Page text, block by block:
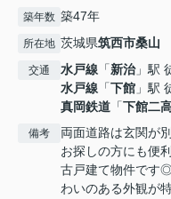
築年数 築47年
所在地 茨城県筑西市桑山
交通 水戸線 「新治」駅
水戸線 「下館 」駅
真岡鉄道 「下館二
備考
両面道路は玄関が
お探しの方にも便
古戸建て物件です
わいのある外観が